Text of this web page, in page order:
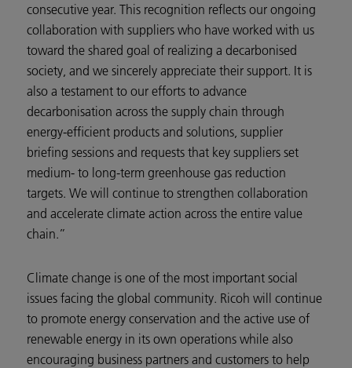
consecutive year. This recognition reflects our ongoing
collaboration with suppliers who have worked with us
toward the shared goal of realizing a decarbonised
society, and we sincerely appreciate their support. It is
also a testament to our efforts to advance
decarbonisation across the supply chain through
energy-efficient products and solutions, supplier
briefing sessions and requests that key suppliers set
medium- to long-term greenhouse gas reduction
targets. We will continue to strengthen collaboration
and accelerate climate action across the entire value
chain.”
Climate change is one of the most important social
issues facing the global community. Ricoh will continue
to promote energy conservation and the active use of
renewable energy in its own operations while also
encouraging business partners and customers to help